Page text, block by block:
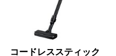
コードレススティック